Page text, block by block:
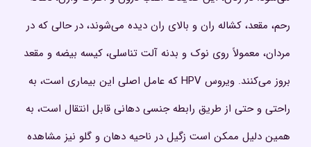
رحم، مقعد، کشاله ران و بالای ران دیده می‌شوند، در حالی که در
مردان، معمولاً روی نوک و بدنه آلت تناسلی، کیسه بیضه و مقعد
بروز می‌کنند. ویروس HPV که عامل اصلی این بیماری است، به
راحتی و حتی از طریق رابطه جنسی دهانی قابل انتقال است، به
همین دلیل ممکن است زگیل در ناحیه دهان و گلو نیز مشاهده